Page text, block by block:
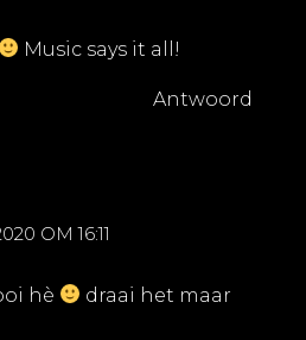
Music says it all!
Antwoord
OM 16:11
hè
draai het maar